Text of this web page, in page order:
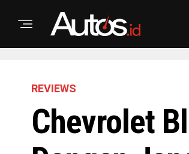
REVIEWS
Chevrolet